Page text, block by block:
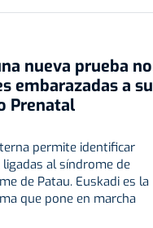
nueva prueba no
embarazadas a su
Prenatal
permite identificar
al síndrome de
de Patau. Euskadi es la
que pone en marcha